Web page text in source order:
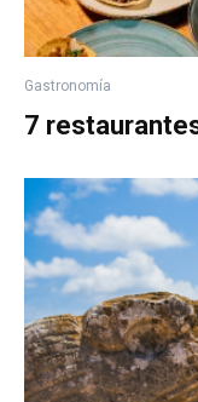
Gastronomía
7